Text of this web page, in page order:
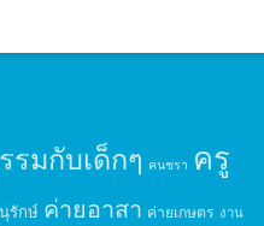
รมกับเด็กๆ คนชรา ครู
รักษ์ ค่ายอาสา ค่ายเกษตร งาน